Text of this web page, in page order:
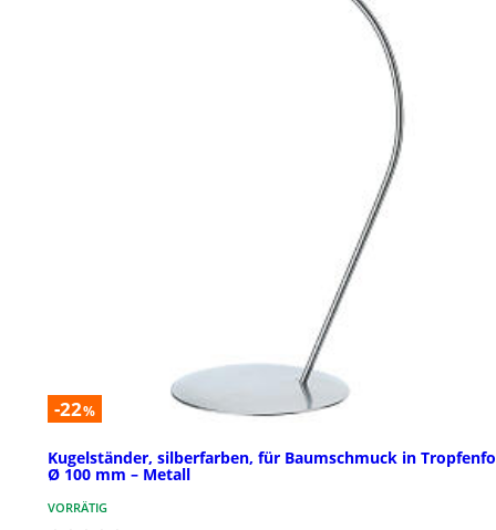
-22%
Kugelständer, silberfarben, für Baumschmuck in
Ø 100 mm – Metall
VORRÄTIG